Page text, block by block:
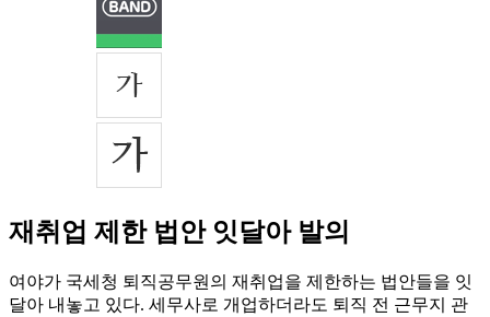
재취업 제한 법안 잇달아 발의
여야가 국세청 퇴직공무원의 재취업을 제한하는 법안들을 잇
달아 내놓고 있다. 세무사로 개업하더라도 퇴직 전 근무지 관